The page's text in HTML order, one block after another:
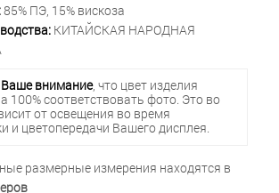
85% ПЭ, 15% вискоза
КИТАЙСКАЯ НАРОДНАЯ
внимание, что цвет изделия
100% соответствовать фото. Это во
от освещения во время
и цветопередачи Вашего дисплея.
размерные измерения находятся в